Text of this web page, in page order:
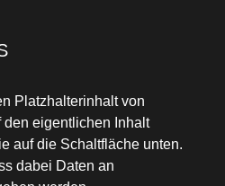
Platzhalterinhalt von
den eigentlichen Inhalt
auf die Schaltfläche unten.
dabei Daten an